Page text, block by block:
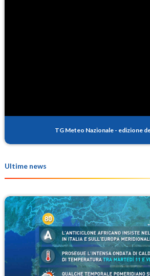
TG Meteo Nazionale - edizione
Ultime news